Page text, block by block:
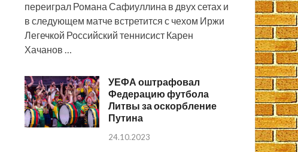
переиграл Романа Сафиуллина в двух сетах и
в следующем матче встретится с чехом Иржи
Легечкой Российский теннисист Карен
Хачанов …
УЕФА оштрафовал
Федерацию футбола
Литвы за оскорбление
Путина
24.10.2023